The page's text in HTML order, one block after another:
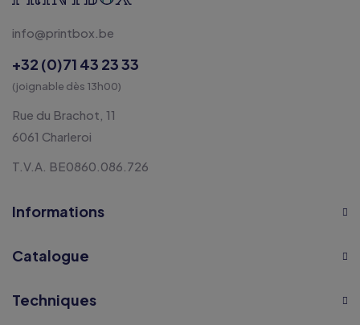
info@printbox.be
+32 (0)71 43 23 33
(joignable dès 13h00)
Rue du Brachot, 11
6061 Charleroi
T.V.A. BE0860.086.726
Informations
Catalogue
Techniques